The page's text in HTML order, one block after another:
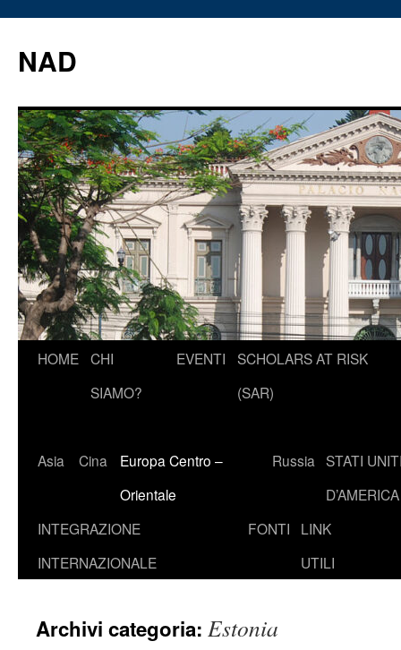
contenuto
NAD
HOME CHI
SIAMO?
EVENTI
SCHOLARS AT RISK
(SAR)
Asia Cina
Europa Centro –
Orientale
Russia STATI
D’AMERICA
INTEGRAZIONE
INTERNAZIONALE
FONTI
LINK
UTILI
Archivi categoria: Estonia